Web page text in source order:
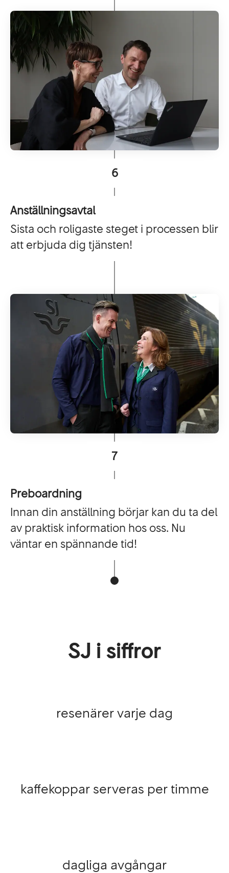
6
Anställningsavtal
Sista och roligaste steget i processen blir
att erbjuda dig tjänsten!
7
Preboardning
Innan din anställning börjar kan du ta del
av praktisk information hos oss. Nu
väntar en spännande tid!
SJ i siffror
resenärer varje dag
kaffekoppar serveras per timme
dagliga avgångar